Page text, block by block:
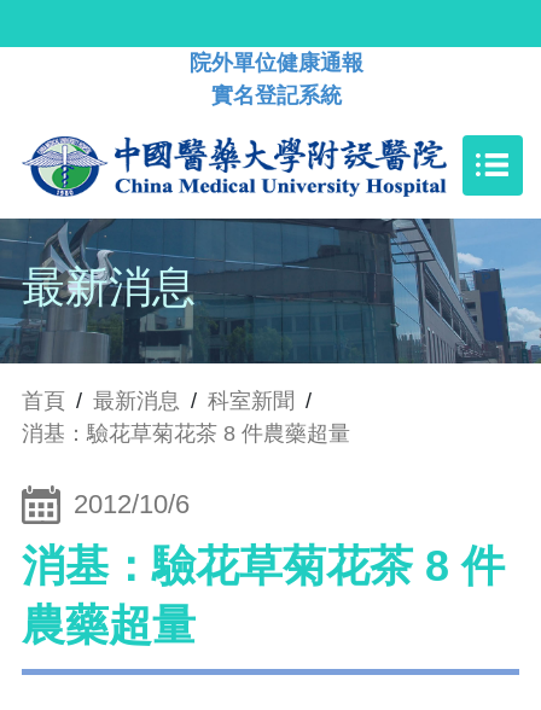
院外單位健康通報
實名登記系統
最新消息
首頁 / 最新消息 / 科室新聞 /
消基：驗花草菊花茶 8 件農藥超量
2012/10/6
消基：驗花草菊花茶 8 件
農藥超量